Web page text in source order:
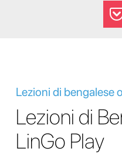
Lezioni di bengalese
Lezioni di
LinGo Play